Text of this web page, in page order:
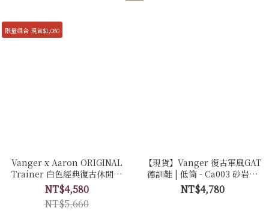
限量組合 現省$1,080
Vanger x Aaron ORIGINAL
Trainer 白色經典復古休閒鞋
聯名限量套組 - Ca006皚白色
(膠底)
NT$4,580
NT$5,660
【現貨】Vanger 復古軍風GAT
德訓鞋 | 低筒 - Ca003 砂岩白
(膠底)
NT$4,780